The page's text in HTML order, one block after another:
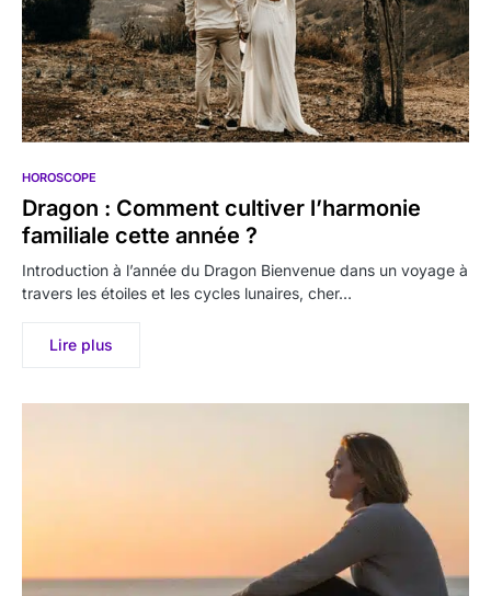
HOROSCOPE
Dragon : Comment cultiver l’harmonie
familiale cette année ?
Introduction à l’année du Dragon Bienvenue dans un voyage à
travers les étoiles et les cycles lunaires, cher…
Lire plus